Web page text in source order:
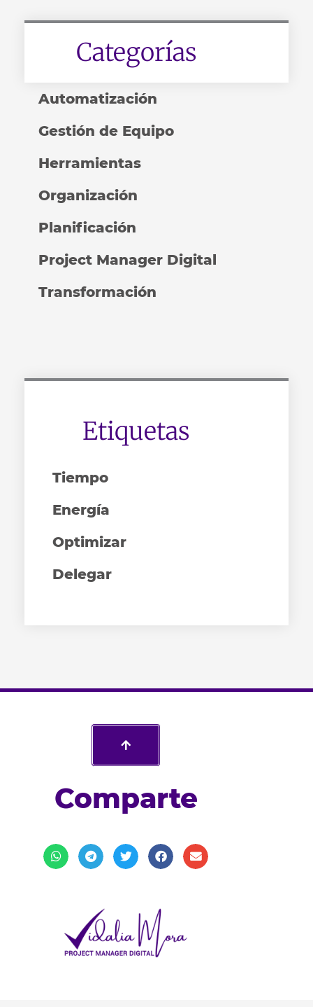
Categorías
Automatización
Gestión de Equipo
Herramientas
Organización
Planificación
Project Manager Digital
Transformación
Etiquetas
Tiempo
Energía
Optimizar
Delegar
Comparte